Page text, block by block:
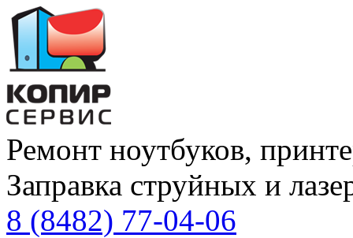
Ремонт ноутбуков,
Заправка струйных и
8 (8482) 77-04-06